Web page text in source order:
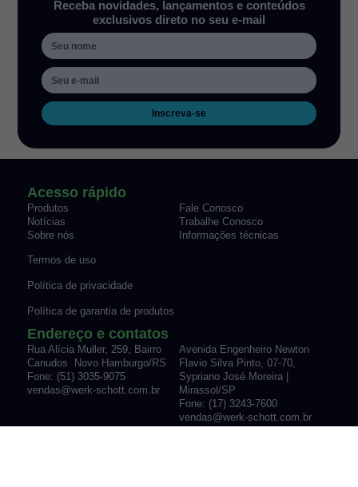
Receba novidades, lançamentos e conteúdos
exclusivos direto no seu e-mail
Inscreva-se
Acesso rápido
Produtos
Fale Conosco
Notícias
Trabalhe Conosco
Sobre nós
Informações técnicas
Termos de uso
Política de privacidade
Política de garantia de produtos
Endereço e contatos
Rua Alícia Muller, 259, Bairro
Canudos Novo Hamburgo/RS
Fone: (51) 3035-9075
vendas@werk-schott.com.br
Avenida Engenheiro Newton
Flavio Silva Pinto, 07-70,
Sypriano José Moreira |
Mirassol/SP
Fone: (17) 3243-7600
vendas@werk-schott.com.br